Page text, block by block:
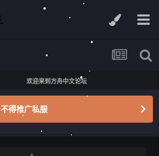
欢迎来到方舟中文论坛
不得推广私服